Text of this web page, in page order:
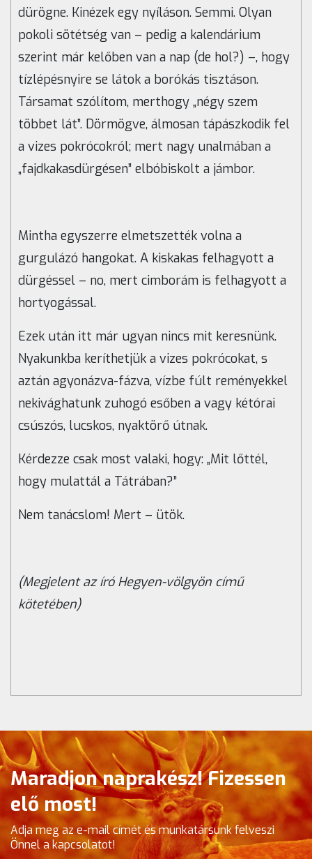
dürögne. Kinézek egy nyíláson. Semmi. Olyan
pokoli sötétség van – pedig a kalendárium
szerint már kelőben van a nap (de hol?) –, hogy
tízlépésnyire se látok a borókás tisztáson.
Társamat szólítom, merthogy „négy szem
többet lát”. Dörmögve, álmosan tápászkodik fel
a vizes pokrócokról; mert nagy unalmában a
„fajdkakasdürgésen” elbóbiskolt a jámbor.
Mintha egyszerre elmetszették volna a
gurgulázó hangokat. A kiskakas felhagyott a
dürgéssel – no, mert cimborám is felhagyott a
hortyogással.
Ezek után itt már ugyan nincs mit keresnünk.
Nyakunkba keríthetjük a vizes pokrócokat, s
aztán agyonázva-fázva, vízbe fúlt reményekkel
nekivághatunk zuhogó esőben a vagy kétórai
csúszós, lucskos, nyaktörő útnak.
Kérdezze csak most valaki, hogy: „Mit lőttél,
hogy mulattál a Tátrában?”
Nem tanácslom! Mert – ütök.
(Megjelent az író Hegyen-völgyön című
kötetében)
Maradjon naprakész! Fizessen
elő most!
Adja meg az e-mail címét és munkatársunk felveszi
Önnel a kapcsolatot!